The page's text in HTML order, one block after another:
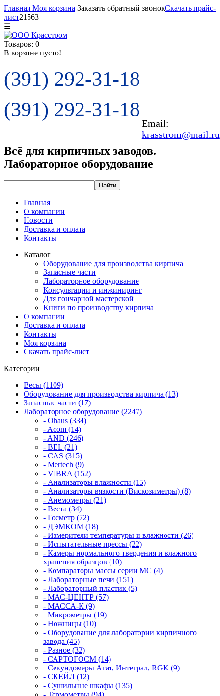
Главная Моя корзина Заказать обратный звонокСкачать прайс-
лист21563
☰
Товаров: 0
В корзине пусто!
(391) 292-31-18
(391) 292-31-18
Email:
krasstrom@mail.ru
Всё для кирпичных заводов.
Лабораторное оборудование
Главная
О компании
Новости
Доставка и оплата
Контакты
Каталог
Оборудование для производства кирпича
Запасные части
Лабораторное оборудование
Консультации и инжиниринг
Для гончарной мастерской
Книги по производству кирпича
О компании
Доставка и оплата
Контакты
Моя корзина
Скачать прайс-лист
Категории
Весы (1109)
Оборудование для производства кирпича (13)
Запасные части (17)
Лабораторное оборудование (2247)
- Ohaus (334)
- Acom (14)
- AND (246)
- BEL (21)
- CAS (315)
- Mertech (9)
- VIBRA (152)
- Анализаторы влажности (15)
- Анализаторы вязкости (Вискозиметры) (8)
- Анемометры (21)
- Веста (34)
- Госметр (72)
- ДЭМКОМ (18)
- Измерители температуры и влажности (26)
- Испытательные прессы (22)
- Камеры нормального твердения и влажного
хранения образцов (10)
- Компараторы массы серии MC (4)
- Лабораторные печи (151)
- Лабораторный пластик (5)
- МАС-ЦЕНТР (57)
- МАССА-К (9)
- Микрометры (19)
- Ножницы (10)
- Оборудование для лаборатории кирпичного
завода (45)
- Разное (32)
- САРТОГОСМ (14)
- Секундомеры Агат, Интеграл, RGK (9)
- СКЕЙЛ (12)
- Сушильные шкафы (135)